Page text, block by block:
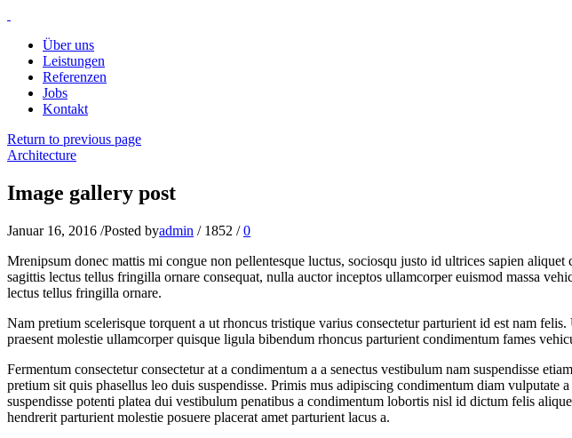
Über uns
Leistungen
Referenzen
Jobs
Kontakt
Return to previous page
Architecture
Image gallery post
Januar 16, 2016 /Posted byadmin / 1852 / 0
Mrenipsum donec mattis mi congue non pellentesque luctus, sociosqu justo id ultrices sapien
sagittis lectus tellus fringilla ornare consequat, nulla auctor inceptos ullamcorper euismod massa
lectus tellus fringilla ornare.
Nam pretium scelerisque torquent a ut rhoncus tristique varius consectetur parturient id est nam
praesent molestie ullamcorper quisque ligula bibendum rhoncus parturient condimentum fames
Fermentum consectetur consectetur at a condimentum a a senectus vestibulum nam suspendisse
pretium sit quis phasellus leo duis suspendisse. Primis mus adipiscing condimentum diam vulputate
suspendisse potenti platea dui vestibulum penatibus a condimentum lobortis nisl id dictum felis
hendrerit parturient molestie posuere placerat amet parturient lacus a.